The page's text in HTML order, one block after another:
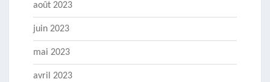
août 2023
juin 2023
mai 2023
avril 2023